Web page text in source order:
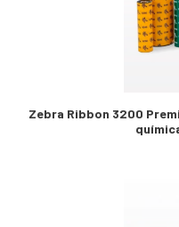
Zebra Ribbon 3200